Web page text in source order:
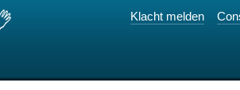
Klacht melden